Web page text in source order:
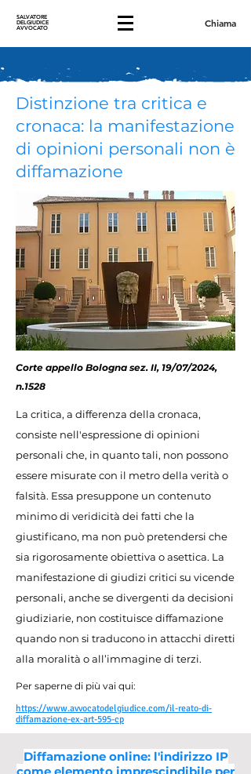
SALVATORE
DELGIUDICE
AVVOCATO Chiama
Distinzione tra critica e
cronaca: la manifestazione
di opinioni personali non è
diffamazione
Corte appello Bologna sez. II, 19/07/2024,
n.1528
La critica, a differenza della cronaca,
consiste nell'espressione di opinioni
personali che, in quanto tali, non possono
essere misurate con il metro della verità o
falsità. Essa presuppone un contenuto
minimo di veridicità dei fatti che la
giustificano, ma non può pretendersi che
sia rigorosamente obiettiva o asettica. La
manifestazione di giudizi critici su vicende
personali, anche se divergenti da decisioni
giudiziarie, non costituisce diffamazione
quando non si traducono in attacchi diretti
alla moralità o all’immagine di terzi.
Per saperne di più vai qui:
https://www.avvocatodelgiudice.com/il-reato-di-
diffamazione-ex-art-595-cp
Diffamazione online: l'indirizzo IP